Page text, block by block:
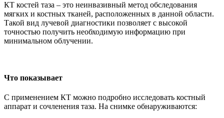
КТ костей таза – это неинвазивный метод обследования
мягких и костных тканей, расположенных в данной области.
Такой вид лучевой диагностики позволяет с высокой
точностью получить необходимую информацию при
минимальном облучении.
Что показывает
С применением КТ можно подробно исследовать костный
аппарат и сочленения таза. На снимке обнаруживаются: